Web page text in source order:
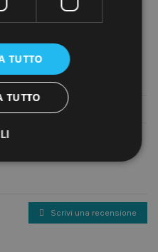
PIZZA
E RESISTENTE !!
Scrivi una recensione
TUTTO
TUTTO